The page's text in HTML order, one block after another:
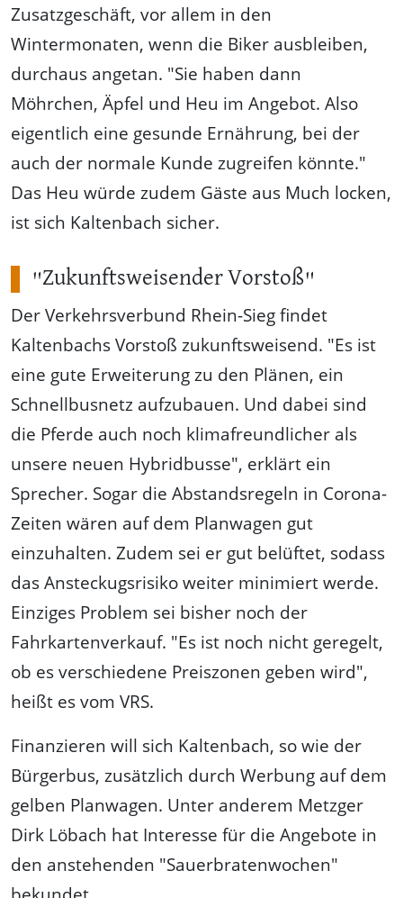
Zusatzgeschäft, vor allem in den
Wintermonaten, wenn die Biker ausbleiben,
durchaus angetan. "Sie haben dann
Möhrchen, Äpfel und Heu im Angebot. Also
eigentlich eine gesunde Ernährung, bei der
auch der normale Kunde zugreifen könnte."
Das Heu würde zudem Gäste aus Much locken,
ist sich Kaltenbach sicher.
"Zukunftsweisender Vorstoß"
Der Verkehrsverbund Rhein-Sieg findet
Kaltenbachs Vorstoß zukunftsweisend. "Es ist
eine gute Erweiterung zu den Plänen, ein
Schnellbusnetz aufzubauen. Und dabei sind
die Pferde auch noch klimafreundlicher als
unsere neuen Hybridbusse", erklärt ein
Sprecher. Sogar die Abstandsregeln in Corona-
Zeiten wären auf dem Planwagen gut
einzuhalten. Zudem sei er gut belüftet, sodass
das Ansteckugsrisiko weiter minimiert werde.
Einziges Problem sei bisher noch der
Fahrkartenverkauf. "Es ist noch nicht geregelt,
ob es verschiedene Preiszonen geben wird",
heißt es vom VRS.
Finanzieren will sich Kaltenbach, so wie der
Bürgerbus, zusätzlich durch Werbung auf dem
gelben Planwagen. Unter anderem Metzger
Dirk Löbach hat Interesse für die Angebote in
den anstehenden "Sauerbratenwochen"